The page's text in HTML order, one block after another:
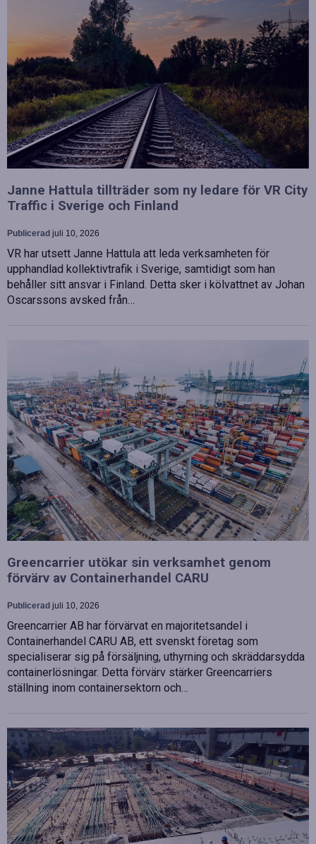
Janne Hattula tillträder som ny ledare för VR City
Traffic i Sverige och Finland
Publicerad juli 10, 2026
VR har utsett Janne Hattula att leda verksamheten för
upphandlad kollektivtrafik i Sverige, samtidigt som han
behåller sitt ansvar i Finland. Detta sker i kölvattnet av Johan
Oscarssons avsked från…
Greencarrier utökar sin verksamhet genom
förvärv av Containerhandel CARU
Publicerad juli 10, 2026
Greencarrier AB har förvärvat en majoritetsandel i
Containerhandel CARU AB, ett svenskt företag som
specialiserar sig på försäljning, uthyrning och skräddarsydda
containerlösningar. Detta förvärv stärker Greencarriers
ställning inom containersektorn och…